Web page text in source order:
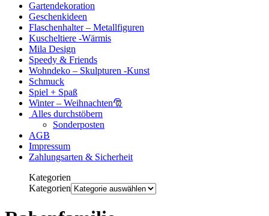
Gartendekoration
Geschenkideen
Flaschenhalter – Metallfiguren
Kuscheltiere -Wärmis
Mila Design
Speedy & Friends
Wohndeko – Skulpturen -Kunst
Schmuck
Spiel + Spaß
Winter – Weihnachten🎅
Alles durchstöbern
Sonderposten
AGB
Impressum
Zahlungsarten & Sicherheit
Kategorien
Kategorien